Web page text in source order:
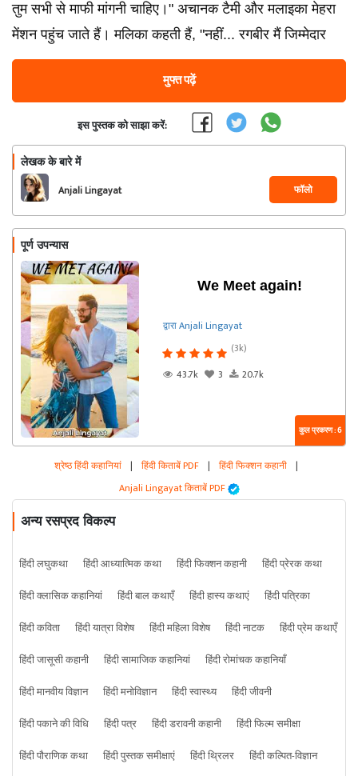
तुम सभी से माफी मांगनी चाहिए।" अचानक टैमी और मलाइका मेहरा
मेंशन पहुंच जाते हैं। मलिका कहती हैं, "नहीं... रगबीर मैं जिम्मेदार
मुफ्त पढ़ें
इस पुस्तक को साझा करें:
लेखक के बारे में
Anjali Lingayat फॉलो
पूर्ण उपन्यास
We Meet again!
द्वारा Anjali Lingayat
(3k)
43.7k
3 20.7k
कुल प्रकरण : 6
श्रेष्ठ हिंदी कहानियां | हिंदी किताबें PDF | हिंदी फिक्शन कहानी |
Anjali Lingayat किताबें PDF
अन्य रसप्रद विकल्प
हिंदी लघुकथा हिंदी आध्यात्मिक कथा हिंदी फिक्शन कहानी
हिंदी प्रेरक कथा
हिंदी क्लासिक कहानियां
हिंदी बाल कथाएँ हिंदी हास्य कथाएं
हिंदी पत्रिका
हिंदी कविता
हिंदी यात्रा विशेष हिंदी महिला विशेष हिंदी नाटक
हिंदी प्रेम कथाएँ
हिंदी जासूसी कहानी
हिंदी सामाजिक कहानियां
हिंदी रोमांचक कहानियाँ
हिंदी मानवीय विज्ञान
हिंदी मनोविज्ञान हिंदी स्वास्थ्य
हिंदी जीवनी
हिंदी पकाने की विधि
हिंदी पत्र हिंदी डरावनी कहानी
हिंदी फिल्म समीक्षा
हिंदी पौराणिक कथा
हिंदी पुस्तक समीक्षाएं हिंदी थ्रिलर हिंदी कल्पित-विज्ञान